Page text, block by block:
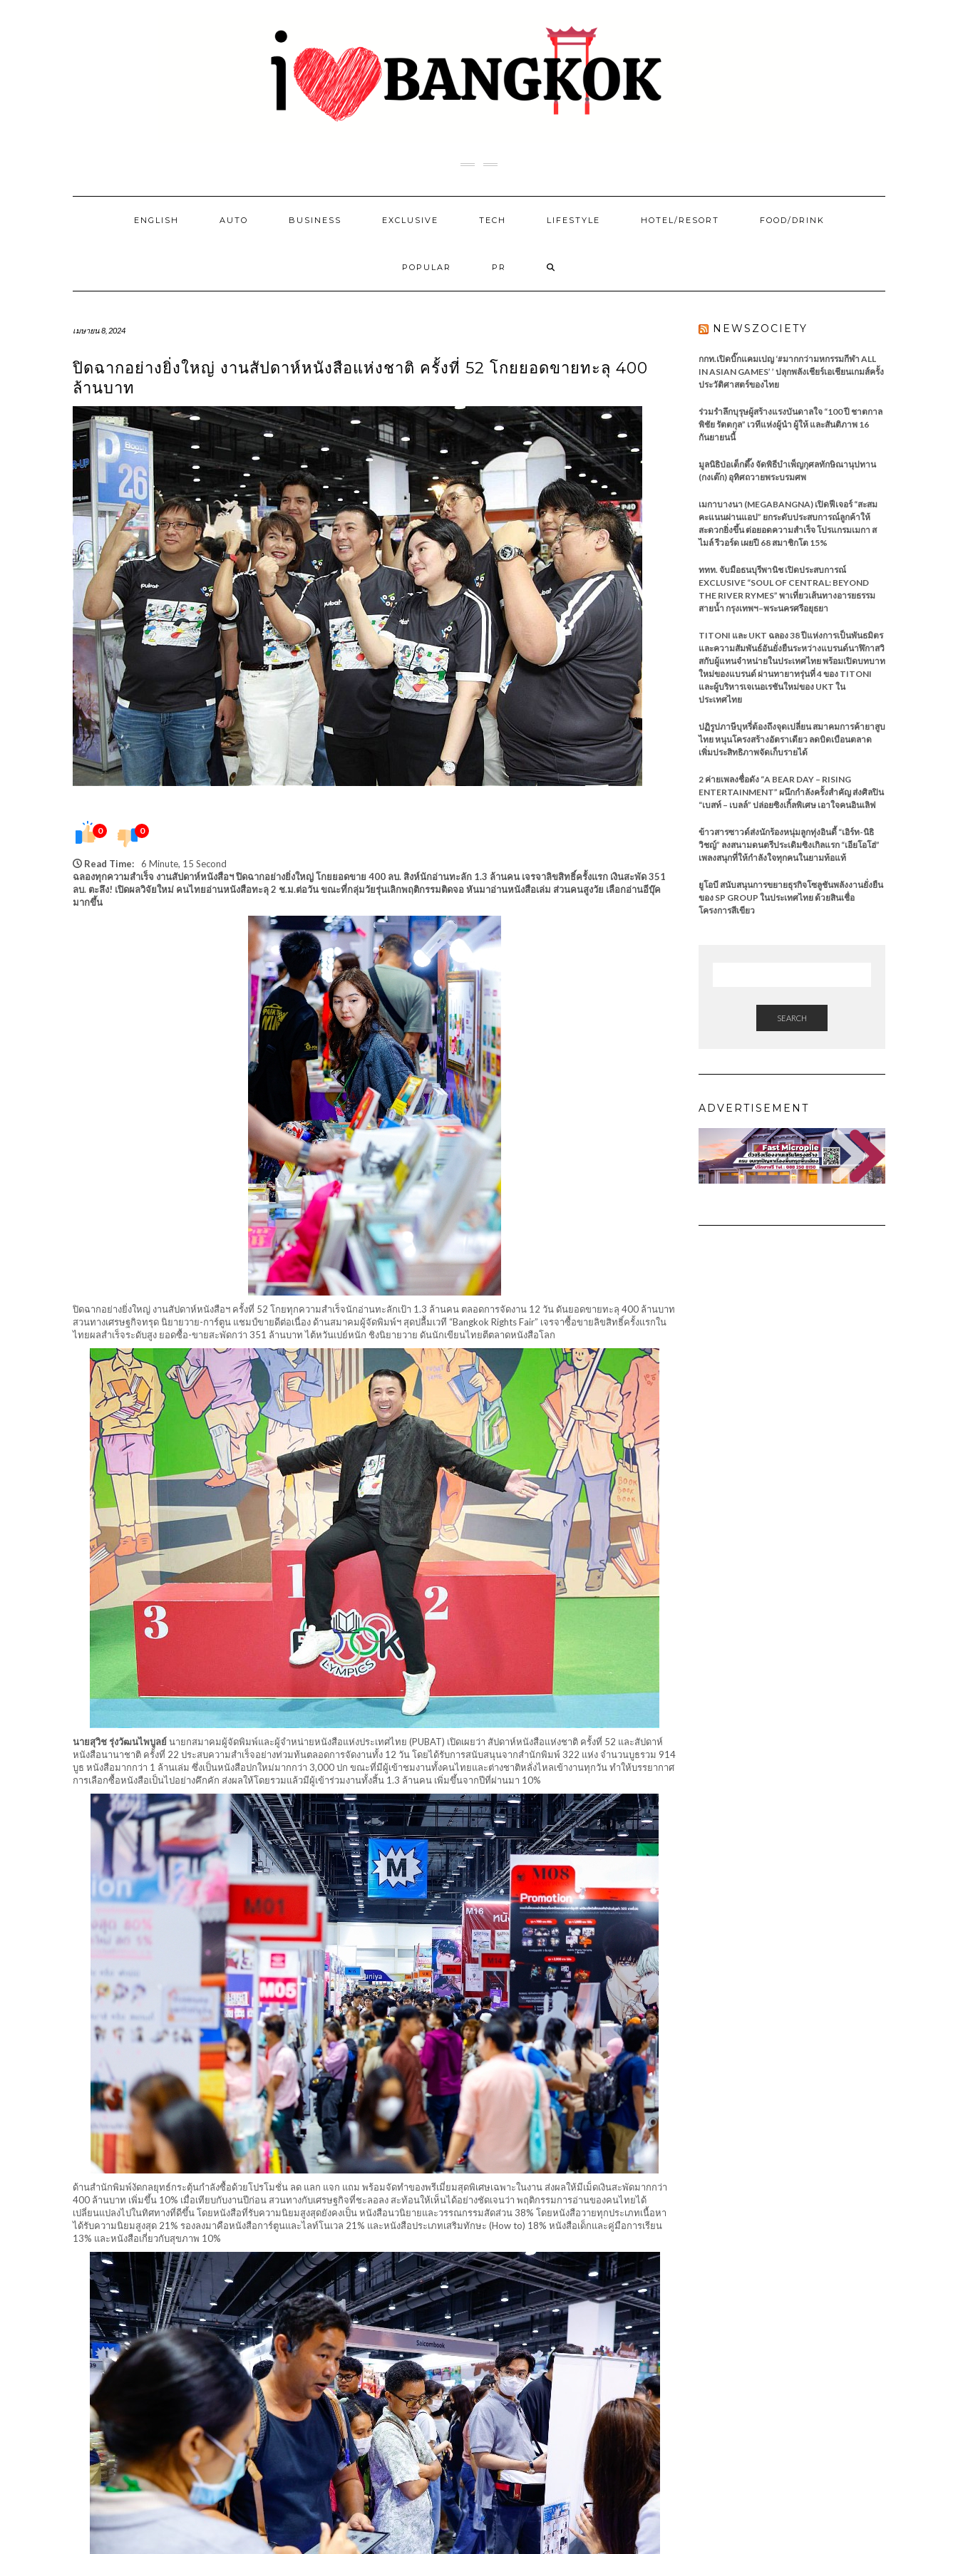
ENGLISH AUTO BUSINESS EXCLUSIVE TECH LIFESTYLE HOTEL/​RESORT FOOD/DRINK
POPULAR PR
เมษายน 8, 2024
ปิดฉากอย่างยิ่งใหญ่ งานสัปดาห์หนังสือแห่งชาติ ครั้งที่ 52 โกยยอดขายทะลุ 400
ล้านบาท
0 0
Read Time:
6 Minute, 15 Second
ฉลองทุกความสำเร็จ งานสัปดาห์หนังสือฯ ปิดฉากอย่างยิ่งใหญ่ โกยยอดขาย 400 ลบ. สิงห์นักอ่านทะลัก 1.3 ล้านคน เจรจาลิขสิทธิ์ครั้งแรก เงินสะพัด 351
ลบ. ตะลึง! เปิดผลวิจัยใหม่ คนไทยอ่านหนังสือทะลุ 2 ช.ม.ต่อวัน ขณะที่กลุ่มวัยรุ่นเลิกพฤติกรรมติดจอ หันมาอ่านหนังสือเล่ม ส่วนคนสูงวัย เลือกอ่านอีบุ๊ค
มากขึ้น
ปิดฉากอย่างยิ่งใหญ่ งานสัปดาห์หนังสือฯ ครั้งที่ 52 โกยทุกความสำเร็จนักอ่านทะลักเป้า 1.3 ล้านคน ตลอดการจัดงาน 12 วัน ดันยอดขายทะลุ 400 ล้านบาท
สวนทางเศรษฐกิจทรุด นิยายวาย-การ์ตูน แชมป์ขายดีต่อเนื่อง ด้านสมาคมผู้จัดพิมพ์ฯ สุดปลื้มเวที “Bangkok Rights Fair” เจรจาซื้อขายลิขสิทธิ์ครั้งแรกใน
ไทยผลสำเร็จระดับสูง ยอดซื้อ-ขายสะพัดกว่า 351 ล้านบาท ไต้หวันเปย์หนัก ชิงนิยายวาย ดันนักเขียนไทยตีตลาดหนังสือโลก
นายสุวิช รุ่งวัฒนไพบูลย์นายกสมาคมผู้จัดพิมพ์และผู้จำหน่ายหนังสือแห่งประเทศไทย (PUBAT) เปิดเผยว่า สัปดาห์หนังสือแห่งชาติ ครั้งที่ 52 และสัปดาห์
หนังสือนานาชาติ ครั้งที่ 22 ประสบความสำเร็จอย่างท่วมท้นตลอดการจัดงานทั้ง 12 วัน โดยได้รับการสนับสนุนจากสำนักพิมพ์ 322 แห่ง จำนวนบูธรวม 914
บูธ หนังสือมากกว่า 1 ล้านเล่ม ซึ่งเป็นหนังสือปกใหม่มากกว่า 3,000 ปก ขณะที่มีผู้เข้าชมงานทั้งคนไทยและต่างชาติหลั่งไหลเข้างานทุกวัน ทำให้บรรยากาศ
การเลือกซื้อหนังสือเป็นไปอย่างคึกคัก ส่งผลให้โดยรวมแล้วมีผู้เข้าร่วมงานทั้งสิ้น 1.3 ล้านคน เพิ่มขึ้นจากปีที่ผ่านมา 10%
ด้านสำนักพิมพ์งัดกลยุทธ์กระตุ้นกำลังซื้อด้วยโปรโมชั่น ลด แลก แจก แถม พร้อมจัดทำของพรีเมี่ยมสุดพิเศษเฉพาะในงาน ส่งผลให้มีเม็ดเงินสะพัดมากกว่า
400 ล้านบาท เพิ่มขึ้น 10% เมื่อเทียบกับงานปีก่อน สวนทางกับเศรษฐกิจที่ชะลอลง สะท้อนให้เห็นได้อย่างชัดเจนว่า พฤติกรรมการอ่านของคนไทยได้
เปลี่ยนแปลงไปในทิศทางที่ดีขึ้น โดยหนังสือที่รับความนิยมสูงสุดยังคงเป็น หนังสือนวนิยายและวรรณกรรมสัดส่วน 38% โดยหนังสือวายทุกประเภทเนื้อหา
ได้รับความนิยมสูงสุด 21% รองลงมาคือหนังสือการ์ตูนและไลท์โนเวล 21% และหนังสือประเภทเสริมทักษะ (How to) 18% หนังสือเด็กและคู่มือการเรียน
13% และหนังสือเกี่ยวกับสุขภาพ 10%
NEWSZOCIETY
กกท.เปิดบิ๊กแคมเปญ ‘#มากกว่ามหกรรมกีฬา ALL
IN ASIAN GAMES’ ’ ปลุกพลังเชียร์เอเชียนเกมส์ครั้ง
ประวัติศาสตร์ของไทย
ร่วมรำลึกบุรุษผู้สร้างแรงบันดาลใจ “100 ปี ชาตกาล
พิชัย รัตตกุล” เวทีแห่งผู้นำ ผู้ให้ และสันติภาพ 16
กันยายนนี้
มูลนิธิป่อเต็กตึ๊ง จัดพิธีบำเพ็ญกุศลทักษิณานุปทาน
(กงเต๊ก) อุทิศถวายพระบรมศพ
เมกาบางนา (MEGABANGNA) เปิดฟีเจอร์ “สะสม
คะแนนผ่านแอป” ยกระดับประสบการณ์ลูกค้าให้
สะดวกยิ่งขึ้น ต่อยอดความสำเร็จ โปรแกรมเมกา ส
ไมล์ รีวอร์ด เผยปี 68 สมาชิกโต 15%
ททท. จับมือธนบุรีพานิช เปิดประสบการณ์
EXCLUSIVE “SOUL OF CENTRAL: BEYOND
THE RIVER RYMES” พาเที่ยวเส้นทางอารยธรรม
สายน้ำ กรุงเทพฯ–พระนครศรีอยุธยา
TITONI และ UKT ฉลอง 38 ปีแห่งการเป็นพันธมิตร
และความสัมพันธ์อันยั่งยืนระหว่างแบรนด์นาฬิกาสวิ
สกับผู้แทนจำหน่ายในประเทศไทย พร้อมเปิดบทบาท
ใหม่ของแบรนด์ ผ่านทายาทรุ่นที่ 4 ของ TITONI
และผู้บริหารเจเนอเรชันใหม่ของ UKT ใน
ประเทศไทย
ปฏิรูปภาษีบุหรี่ต้องถึงจุดเปลี่ยน สมาคมการค้ายาสูบ
ไทย หนุนโครงสร้างอัตราเดียว ลดบิดเบือนตลาด
เพิ่มประสิทธิภาพจัดเก็บรายได้
2 ค่ายเพลงชื่อดัง “A BEAR DAY – RISING
ENTERTAINMENT” ผนึกกำลังครั้งสำคัญ ส่งศิลปิน
“เบสท์ – เบลล์” ปล่อยซิงเกิ้ลพิเศษ เอาใจคนอินเลิฟ
ข้าวสารซาวด์ส่งนักร้องหนุ่มลูกทุ่งอินดี้ “เอิร์ท-นิธิ
วิชญ์” ลงสนามดนตรีประเดิมซิงเกิลแรก “เอียโอโฮ่”
เพลงสนุกที่ให้กำลังใจทุกคนในยามท้อแท้
ยูโอบี สนับสนุนการขยายธุรกิจโซลูชันพลังงานยั่งยืน
ของ SP GROUP ในประเทศไทย ด้วยสินเชื่อ
โครงการสีเขียว
SEARCH
ADVERTISEMENT